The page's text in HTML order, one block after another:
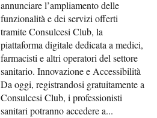
annunciare l’ampliamento delle
funzionalità e dei servizi offerti
tramite Consulcesi Club, la
piattaforma digitale dedicata a medici,
farmacisti e altri operatori del settore
sanitario. Innovazione e Accessibilità
Da oggi, registrandosi gratuitamente a
Consulcesi Club, i professionisti
sanitari potranno accedere a...